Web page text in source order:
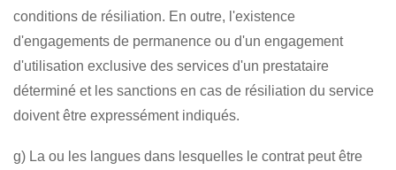
conditions de résiliation. En outre, l'existence
d'engagements de permanence ou d'un engagement
d'utilisation exclusive des services d'un prestataire
déterminé et les sanctions en cas de résiliation du service
doivent être expressément indiqués.
g) La ou les langues dans lesquelles le contrat peut être